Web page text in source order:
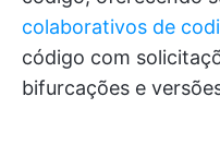
colaborativos de
código com
bifurcações e